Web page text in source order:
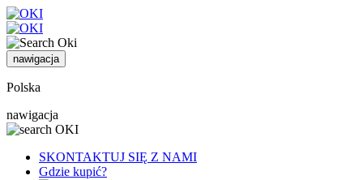
nawigacja
Polska
nawigacja
SKONTAKTUJ SIĘ Z NAMI
Gdzie kupić?